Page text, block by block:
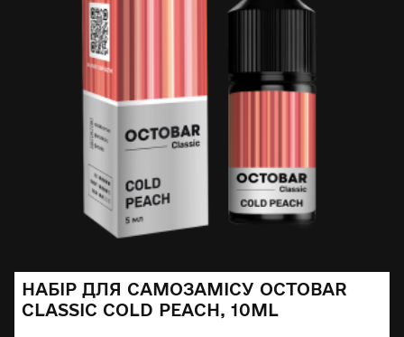
НАБІР ДЛЯ САМОЗАМІСУ OCTOBAR
CLASSIC COLD PEACH, 10ML